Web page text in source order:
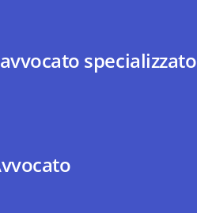
specializzato